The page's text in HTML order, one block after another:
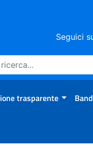
Seguici
trasparente